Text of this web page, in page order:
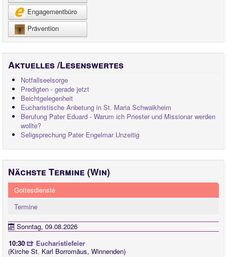
Engagementbüro
Prävention
Aktuelles /Lesenswertes
Notfallseelsorge
Predigten - gerade jetzt
Beichtgelegenheit
Eucharistische Anbetung in St. Maria Schwaikheim
Berufung Pater Eduard - Warum ich Priester und Missionar werden
wollte?
Seligsprechung Pater Engelmar Unzeitig
Nächste Termine (Win)
Gottesdienste
Termine
Sonntag, 09.08.2026
10:30
Eucharistiefeier
(Kirche St. Karl Borromäus, Winnenden)